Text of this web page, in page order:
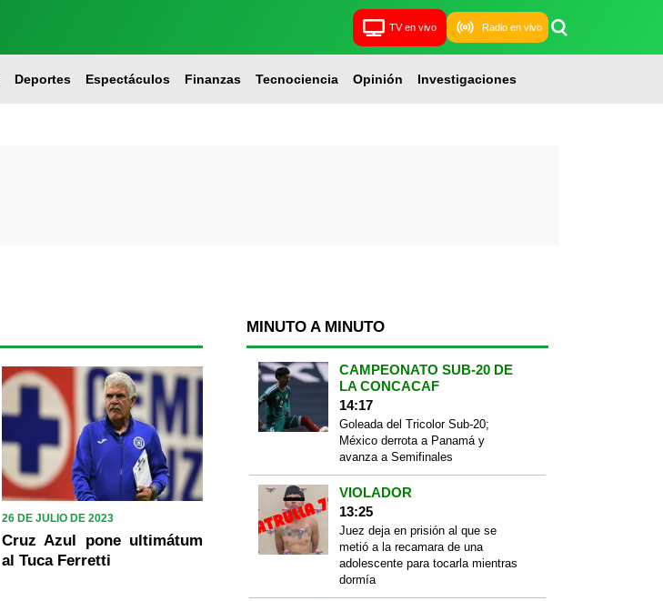
TV en vivo Radio en vivo
Deportes Espectáculos Finanzas Tecnociencia Opinión Investigaciones
26 DE JULIO DE 2023
Cruz Azul pone ultimátum
al Tuca Ferretti
MINUTO A MINUTO
CAMPEONATO SUB-20 DE
LA CONCACAF
14:17
Goleada del Tricolor Sub-20;
México derrota a Panamá y
avanza a Semifinales
VIOLADOR
13:25
Juez deja en prisión al que se
metió a la recamara de una
adolescente para tocarla mientras
dormía